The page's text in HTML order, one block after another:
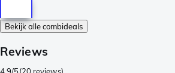
Bekijk alle combideals
Reviews